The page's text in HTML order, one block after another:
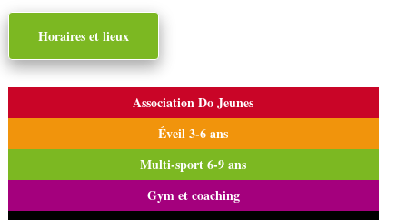
Horaires et lieux
Association Do Jeunes
Éveil 3-6 ans
Multi-sport 6-9 ans
Gym et coaching